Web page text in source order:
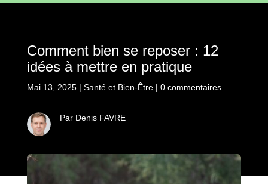
Comment bien se reposer : 12
idées à mettre en pratique
Mai 13, 2025| Santé et Bien-Être| 0 commentaires
Par Denis FAVRE